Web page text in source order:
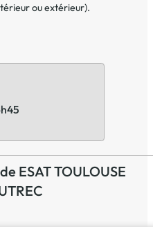
ou extérieur).
ESAT TOULOUSE